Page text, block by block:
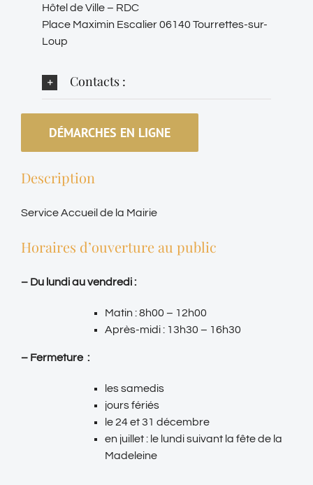
Hôtel de Ville – RDC
Place Maximin Escalier 06140 Tourrettes-sur-
Loup
Contacts :
DÉMARCHES EN LIGNE
Description
Service Accueil de la Mairie
Horaires d’ouverture au public
– Du lundi au vendredi :
Matin : 8h00 – 12h00
Après-midi : 13h30 – 16h30
– Fermeture :
les samedis
jours fériés
le 24 et 31 décembre
en juillet : le lundi suivant la fête de la
Madeleine